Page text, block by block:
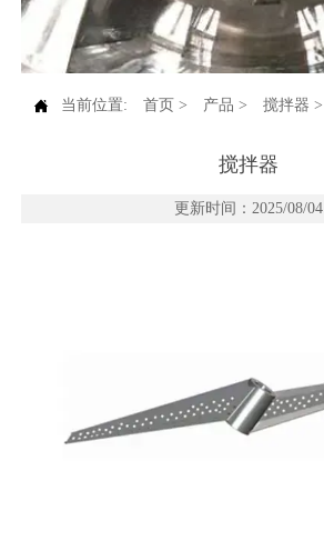
 当前位置: 首页 > 产品 > 搅拌器 >
搅拌器
更新时间：2025/08/04